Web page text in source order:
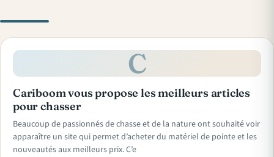
C
Cariboom vous propose les meilleurs articles
pour chasser
Beaucoup de passionnés de chasse et de la nature ont souhaité voir
apparaître un site qui permet d’acheter du matériel de pointe et les
nouveautés aux meilleurs prix. C’e